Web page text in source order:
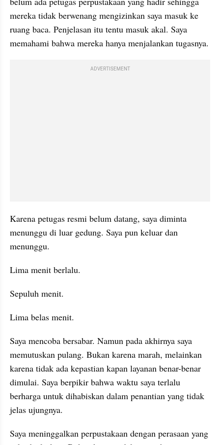
mereka tidak berwenang mengizinkan saya masuk ke
ruang baca. Penjelasan itu tentu masuk akal. Saya
memahami bahwa mereka hanya menjalankan tugasnya.
ADVERTISEMENT
Karena petugas resmi belum datang, saya diminta
menunggu di luar gedung. Saya pun keluar dan
menunggu.
Lima menit berlalu.
Sepuluh menit.
Lima belas menit.
Saya mencoba bersabar. Namun pada akhirnya saya
memutuskan pulang. Bukan karena marah, melainkan
karena tidak ada kepastian kapan layanan benar-benar
dimulai. Saya berpikir bahwa waktu saya terlalu
berharga untuk dihabiskan dalam penantian yang tidak
jelas ujungnya.
Saya meninggalkan perpustakaan dengan perasaan yang